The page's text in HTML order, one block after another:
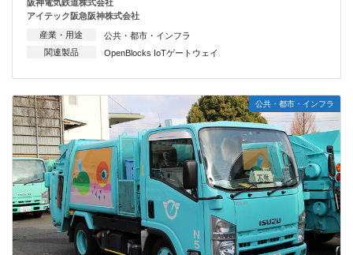
阪神電気鉄道株式会社
アイテック阪急阪神株式会社
産業・用途
公共・都市・インフラ
関連製品
OpenBlocks IoTゲートウェイ
公共・都市・インフラ